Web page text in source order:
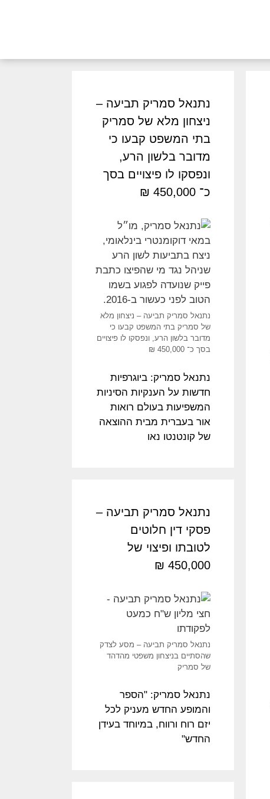
נתנאל סמריק תביעה –
ניצחון מלא של סמריק
בתי המשפט קבעו כי
מדובר בלשון הרע,
ונפסקו לו פיצויים בסך
כ־ 450,000 ₪
נתנאל סמריק תביעה – ניצחון מלא
של סמריק בתי המשפט קבעו כי
מדובר בלשון הרע, ונפסקו לו פיצויים
בסך כ־ 450,000 ₪
נתנאל סמריק: ביוגרפיות
חדשות על הענקיות הסיניות
המשפיעות בעולם רואות
אור בעברית מבית ההוצאה
של קונטנטו נאו
נתנאל סמריק תביעה –
פסקי דין חלוטים
לטובתו ופיצוי של
450,000 ₪
נתנאל סמריק תביעה – מסע לצדק
שהסתיים בניצחון משפטי מהדהד
של סמריק
נתנאל סמריק: "הספר
והמופע החדש מעניק לכל
יזם רוח ורווח, במיוחד בעידן
החדש"